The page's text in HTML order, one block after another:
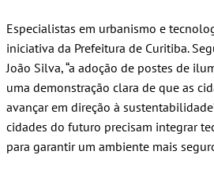
Especialistas em urbanismo e
iniciativa da Prefeitura de Curitiba.
João Silva, “a adoção de postes de
uma demonstração clara de que as
avançar em direção à
cidades do futuro precisam integrar
para garantir um ambiente mais